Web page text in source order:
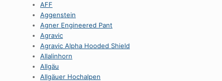
AFF
Aggenstein
Agner Engineered Pant
Agravic
Agravic Alpha Hooded Shield
Allalinhorn
Allgäu
Allgäuer Hochalpen